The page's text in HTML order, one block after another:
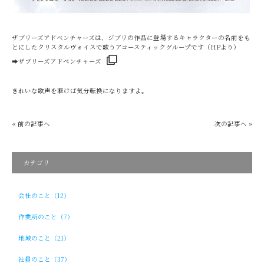
ザブリーズアドベンチャーズは、ジブリの作品に登場するキャラクターの名前をも
とにしたクリスタルヴォイスで歌うアコースティックグループです（HPより）
➡ザブリーズアドベンチャーズ
きれいな歌声を聴けば気分転換になりますよ。
« 前の記事へ 次の記事へ »
カテゴリ
会社のこと（12）
作業所のこと（7）
地域のこと（21）
社員のこと（37）